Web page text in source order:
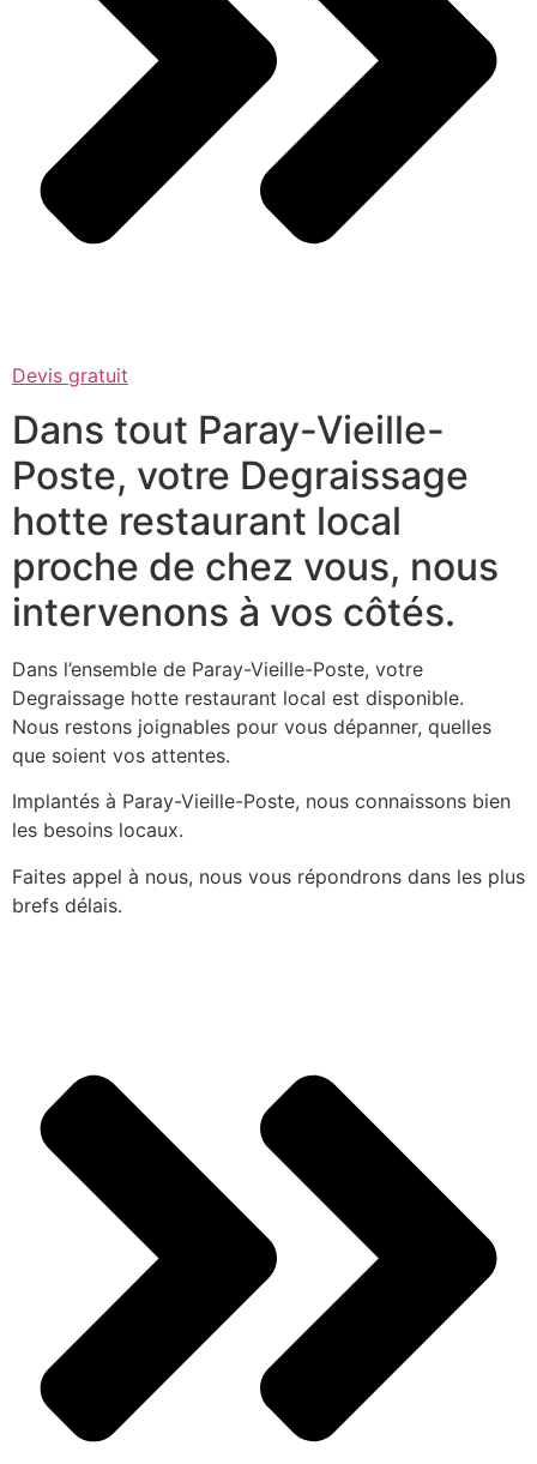
Devis gratuit
Dans tout Paray-Vieille-
Poste, votre Degraissage
hotte restaurant local
proche de chez vous, nous
intervenons à vos côtés.
Dans l’ensemble de Paray-Vieille-Poste, votre
Degraissage hotte restaurant local est disponible.
Nous restons joignables pour vous dépanner, quelles
que soient vos attentes.
Implantés à Paray-Vieille-Poste, nous connaissons bien
les besoins locaux.
Faites appel à nous, nous vous répondrons dans les plus
brefs délais.